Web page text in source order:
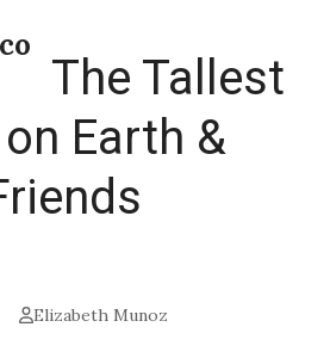
The Tallest
Earth &
Elizabeth Munoz